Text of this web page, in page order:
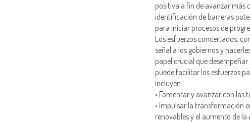
positiva a fin de avanzar más
identificación de barreras
para iniciar procesos de
Los esfuerzos concertados,
señal a los gobiernos y
papel crucial que
puede facilitar los esfuerzos
incluyen:
• Fomentar y avanzar con las
• Impulsar la transformación
renovables y el aumento de la